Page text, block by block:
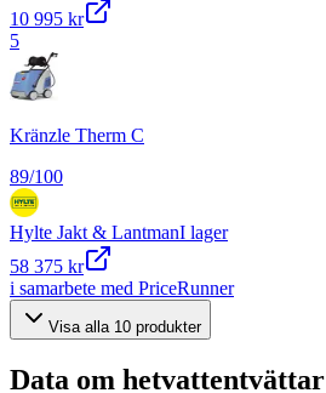
10 995 kr
5
Kränzle Therm C
89/100
Hylte Jakt & LantmanI lager
58 375 kr
i samarbete med PriceRunner
Visa alla 10 produkter
Data om hetvattentvättar